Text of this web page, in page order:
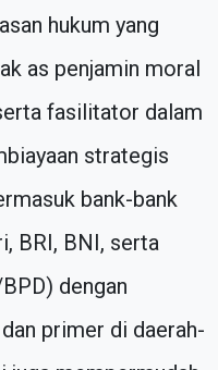
hukum yang
as penjamin moral
fasilitator dalam
strategis
bank-bank
BRI, BNI, serta
dengan
primer di daerah-